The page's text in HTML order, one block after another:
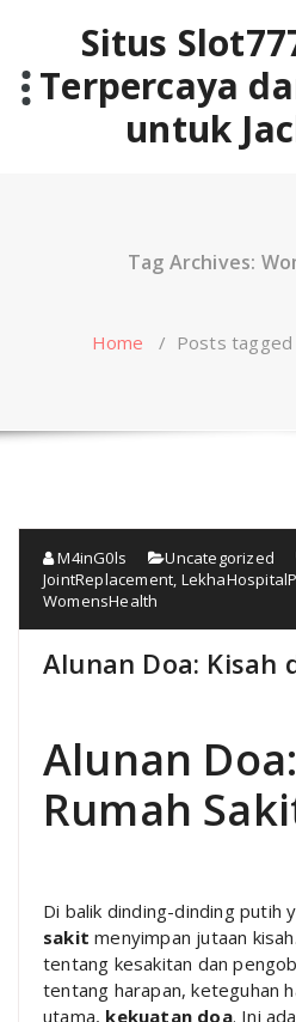
Situs
Terpercaya
untuk
Tag Archives:
Home / Posts
M4inG0ls Uncategorized
JointReplacement
WomensHealth
Alunan Doa: Kisah
Alunan
Rumah
Di balik dinding-dinding putih
sakit menyimpan jutaan
tentang kesakitan dan
tentang harapan, keteguhan
utama, kekuatan doa. Ini